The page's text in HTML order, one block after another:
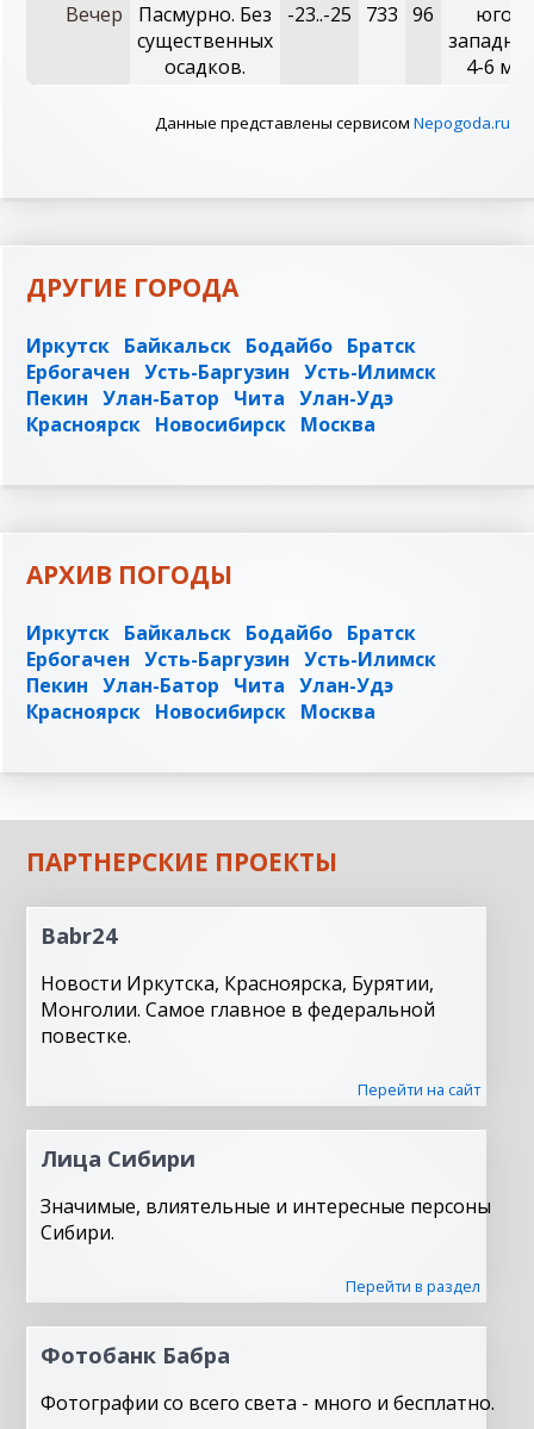
Вечер
Пасмурно. Без
существенных
осадков.
-23..-25 733 96
юго-
4-6 м/с
Данные представлены сервисом Nepogoda.ru
ДРУГИЕ ГОРОДА
Иркутск Байкальск Бодайбо Братск
Ербогачен Усть-Баргузин Усть-Илимск
Пекин Улан-Батор Чита Улан-Удэ
Красноярск Новосибирск Москва
АРХИВ ПОГОДЫ
Иркутск Байкальск Бодайбо Братск
Ербогачен Усть-Баргузин Усть-Илимск
Пекин Улан-Батор Чита Улан-Удэ
Красноярск Новосибирск Москва
ПАРТНЕРСКИЕ ПРОЕКТЫ
Babr24
Новости Иркутска, Красноярска, Бурятии,
Монголии. Самое главное в федеральной
повестке.
Перейти на сайт
Лица Сибири
Значимые, влиятельные и интересные персоны
Сибири.
Перейти в раздел
Фотобанк Бабра
Фотографии со всего света - много и бесплатно.